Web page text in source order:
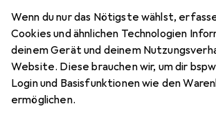
Wenn du nur das Nötigste wählst,
Cookies und ähnlichen Technologien
deinem Gerät und deinem
Website. Diese brauchen wir, um dir
Login und Basisfunktionen wie den
ermöglichen.
Drohne Tasche
Produkte Forum